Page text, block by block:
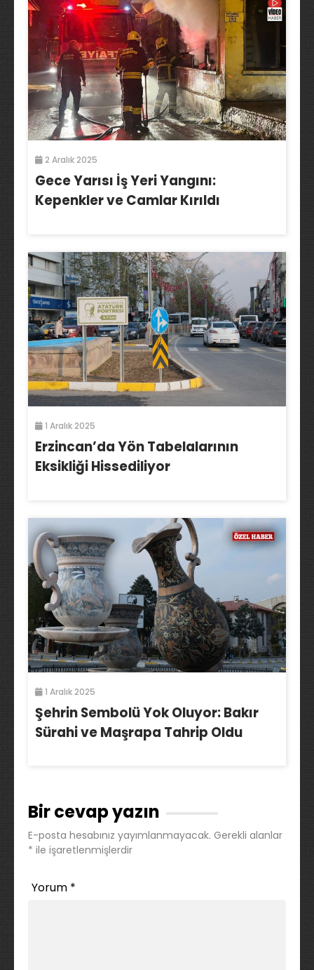
2 Aralık 2025
Gece Yarısı İş Yeri Yangını:
Kepenkler ve Camlar Kırıldı
1 Aralık 2025
Erzincan’da Yön Tabelalarının
Eksikliği Hissediliyor
1 Aralık 2025
Şehrin Sembolü Yok Oluyor: Bakır
Sürahi ve Maşrapa Tahrip Oldu
Bir cevap yazın
E-posta hesabınız yayımlanmayacak. Gerekli alanlar
* ile işaretlenmişlerdir
Yorum *